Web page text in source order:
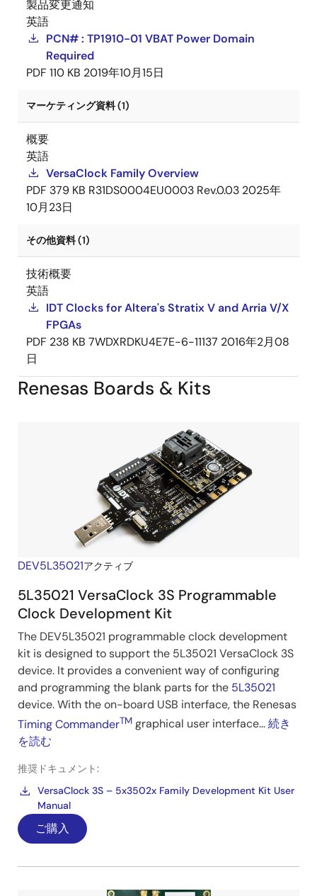
製品変更通知
英語
PCN# : TP1910-01 VBAT Power Domain
Required
PDF 110 KB 2019年10月15日
マーケティング資料 (1)
概要
英語
VersaClock Family Overview
PDF 379 KB R31DS0004EU0003 Rev.0.03 2025年
10月23日
その他資料 (1)
技術概要
英語
IDT Clocks for Altera's Stratix V and Arria V/X
FPGAs
PDF 238 KB 7WDXRDKU4E7E-6-11137 2016年2月08
日
Renesas Boards & Kits
DEV5L35021アクティブ
5L35021 VersaClock 3S Programmable
Clock Development Kit
The DEV5L35021 programmable clock development
kit is designed to support the 5L35021 VersaClock 3S
device. It provides a convenient way of configuring
and programming the blank parts for the 5L35021
device. With the on-board USB interface, the Renesas
Timing CommanderTM graphical user interface...続き
を読む
推奨ドキュメント:
VersaClock 3S – 5x3502x Family Development Kit User
Manual
ご購入